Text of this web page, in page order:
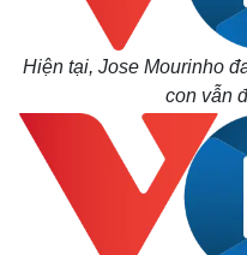
Hiện tại, Jose Mourinho
con vẫn